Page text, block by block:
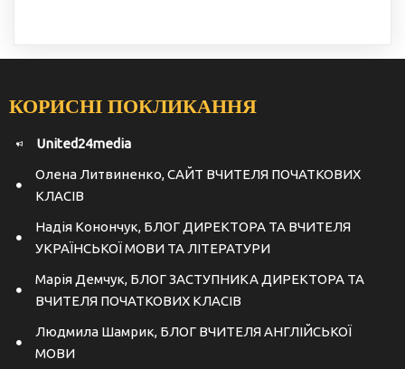
КОРИСНІ ПОКЛИКАННЯ
United24media
Олена Литвиненко, САЙТ ВЧИТЕЛЯ ПОЧАТКОВИХ
КЛАСІВ
Надія Конончук, БЛОГ ДИРЕКТОРА ТА ВЧИТЕЛЯ
УКРАЇНСЬКОЇ МОВИ ТА ЛІТЕРАТУРИ
Марія Демчук, БЛОГ ЗАСТУПНИКА ДИРЕКТОРА ТА
ВЧИТЕЛЯ ПОЧАТКОВИХ КЛАСІВ
Людмила Шамрик, БЛОГ ВЧИТЕЛЯ АНГЛІЙСЬКОЇ
МОВИ